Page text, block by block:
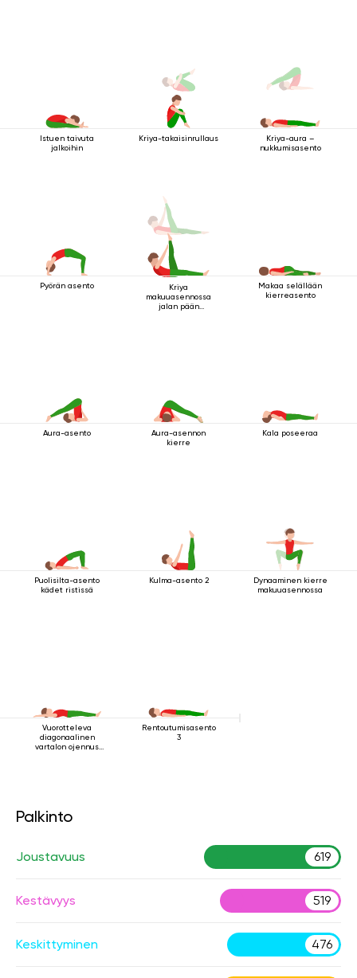
Istuen taivuta
jalkoihin
Kriya-takaisinrullaus
Kriya-aura –
nukkumisasento
Pyörän asento
Kriya
makuuasennossa
jalan pään
Makaa selällään
kierreasento
Aura-asento
Aura-asennon
kierre
Kala poseeraa
Puolisilta-asento
kädet ristissä
Kulma-asento 2
Dynaaminen kierre
makuuasennossa
Vuorotteleva
diagonaalinen
vartalon ojennus
Rentoutumisasento
3
Palkinto
Joustavuus 619
Kestävyys 519
Keskittyminen 476